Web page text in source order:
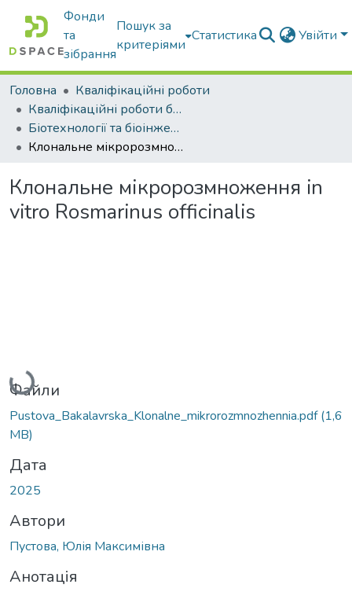
Фонди
та
зібрання
Пошук за
критеріями
Статистика Увійти
Головна
Кваліфікаційні роботи
Кваліфікаційні роботи бакалаврів
Біотехнології та біоінженерія
Клональне мікророзмноження in vitro Rosmarinus officinalis
Клональне мікророзмноження in
vitro Rosmarinus officinalis
Вантажиться...
Файли
Pustova_Bakalavrska_Klonalne_mikrorozmnozhennia.pdf(1,6
MB)
Дата
2025
Автори
Пустова, Юлія Максимівна
Анотація